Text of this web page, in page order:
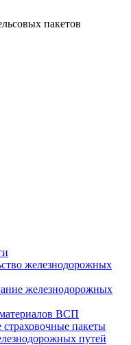
пакетов
железнодорожных
железнодорожных
ВСП
страховочные пакеты
путей